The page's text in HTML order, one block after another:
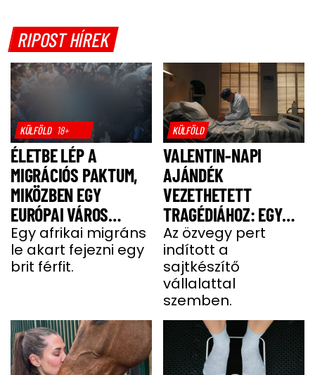
RIPOST HÍREK
KÜLFÖLD 18+
ÉLETBE LÉP A
MIGRÁCIÓS PAKTUM,
MIKÖZBEN EGY
EURÓPAI VÁROS
LÁNGOKBAN ÁLL A
MIGRÁNSERŐSZAK
MIATT
Egy afrikai migráns
le akart fejezni egy
brit férfit.
KÜLFÖLD
VALENTIN-NAPI
AJÁNDÉK
VEZETHETETT
TRAGÉDIÁHOZ: EGY
SAJT MIATT HALT MEG
A FÉRJ
Az özvegy pert
indított a
sajtkészítő
vállalattal
szemben.